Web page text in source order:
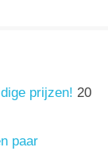
prijzen! 20
paar